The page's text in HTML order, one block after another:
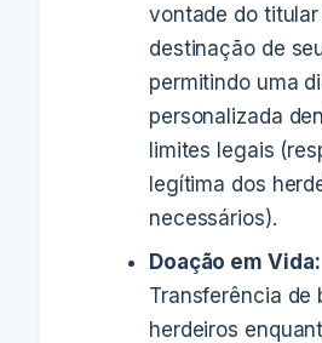
vontade do titular
destinação de
permitindo uma
personalizada
limites legais
legítima dos
necessários).
Doação em Vida:
Transferência de
herdeiros